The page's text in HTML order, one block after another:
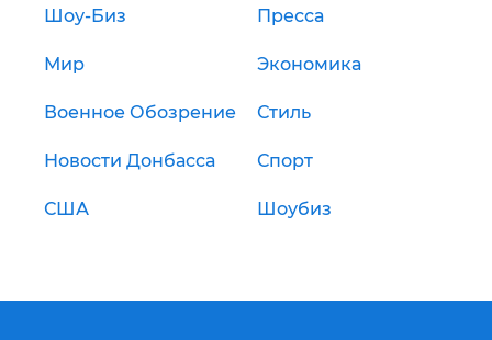
Шоу-Биз Пресса
Мир Экономика
Военное Обозрение Стиль
Новости Донбасса Спорт
США Шоубиз